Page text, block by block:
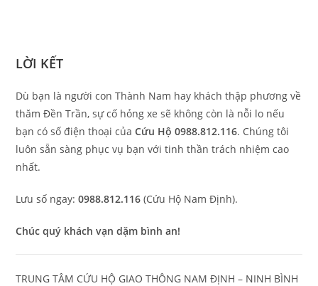
LỜI KẾT
Dù bạn là người con Thành Nam hay khách thập phương về
thăm Đền Trần, sự cố hỏng xe sẽ không còn là nỗi lo nếu
bạn có số điện thoại củaCứu Hộ 0988.812.116. Chúng tôi
luôn sẵn sàng phục vụ bạn với tinh thần trách nhiệm cao
nhất.
Lưu số ngay:0988.812.116 (Cứu Hộ Nam Định).
Chúc quý khách vạn dặm bình an!
TRUNG TÂM CỨU HỘ GIAO THÔNG NAM ĐỊNH – NINH BÌNH